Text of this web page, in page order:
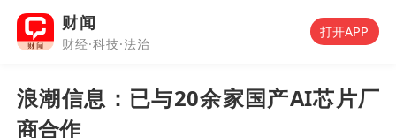
财闻
财经·科技·法治
打开APP
浪潮信息：已与20余家国产AI芯片厂
商合作